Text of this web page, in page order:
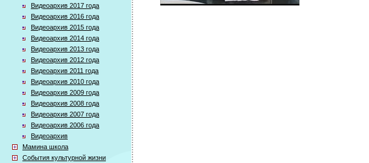
Видеоархив 2017 года
Видеоархив 2016 года
Видеоархив 2015 года
Видеоархив 2014 года
Видеоархив 2013 года
Видеоархив 2012 года
Видеоархив 2011 года
Видеоархив 2010 года
Видеоархив 2009 года
Видеоархив 2008 года
Видеоархив 2007 года
Видеоархив 2006 года
Видеоархив
Мамина школа
События культурной жизни